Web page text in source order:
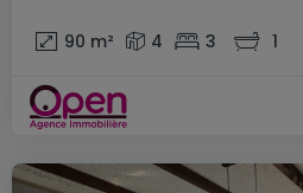
90 m² 4 3 1